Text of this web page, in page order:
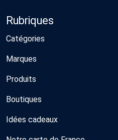
Rubriques
Catégories
Marques
Produits
Boutiques
Idées cadeaux